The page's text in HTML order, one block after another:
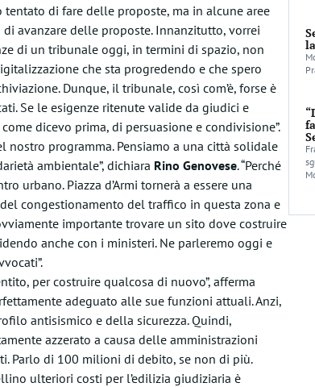
tentato di fare delle proposte, ma in alcune aree
avanzare delle proposte. Innanzitutto, vorrei
di un tribunale oggi, in termini di spazio, non
che sta progredendo e che spero
Dunque, il tribunale, così com’è, forse è
Se le esigenze ritenute valide da giudici e
dicevo prima, di persuasione e condivisione”.
programma. Pensiamo a una città solidale
ambientale”, dichiara Rino Genovese. “Perché
urbano. Piazza d’Armi tornerà a essere una
congestionamento del traffico in questa zona e
importante trovare un sito dove costruire
anche con i ministeri. Ne parleremo oggi e
per costruire qualcosa di nuovo”, afferma
adeguato alle sue funzioni attuali. Anzi,
antisismico e della sicurezza. Quindi,
azzerato a causa delle amministrazioni
Parlo di 100 milioni di debito, se non di più.
ulteriori costi per l’edilizia giudiziaria è